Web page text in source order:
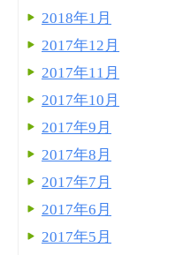
2018年1月
2017年12月
2017年11月
2017年10月
2017年9月
2017年8月
2017年7月
2017年6月
2017年5月